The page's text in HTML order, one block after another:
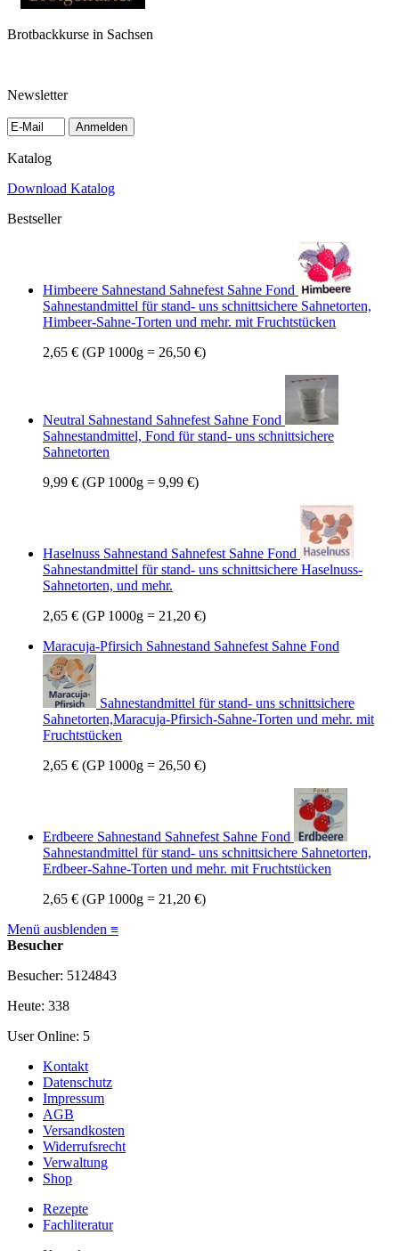
Brotbackkurse in Sachsen
Newsletter
Anmelden
Katalog
Download Katalog
Bestseller
Himbeere Sahnestand Sahnefest Sahne Fond
Sahnestandmittel für stand- uns schnittsichere Sahnetorten,
Himbeer-Sahne-Torten und mehr. mit Fruchtstücken
2,65 € (GP 1000g = 26,50 €)
Neutral Sahnestand Sahnefest Sahne Fond
Sahnestandmittel, Fond für stand- uns schnittsichere
Sahnetorten
9,99 € (GP 1000g = 9,99 €)
Haselnuss Sahnestand Sahnefest Sahne Fond
Sahnestandmittel für stand- uns schnittsichere Haselnuss-
Sahnetorten, und mehr.
2,65 € (GP 1000g = 21,20 €)
Maracuja-Pfirsich Sahnestand Sahnefest Sahne Fond
Sahnestandmittel für stand- uns schnittsichere
Sahnetorten,Maracuja-Pfirsich-Sahne-Torten und mehr. mit
Fruchtstücken
2,65 € (GP 1000g = 26,50 €)
Erdbeere Sahnestand Sahnefest Sahne Fond
Sahnestandmittel für stand- uns schnittsichere Sahnetorten,
Erdbeer-Sahne-Torten und mehr. mit Fruchtstücken
2,65 € (GP 1000g = 21,20 €)
Menü ausblenden ≡
Besucher
Besucher: 5124843
Heute: 338
User Online: 5
Kontakt
Datenschutz
Impressum
AGB
Versandkosten
Widerrufsrecht
Verwaltung
Shop
Rezepte
Fachliteratur